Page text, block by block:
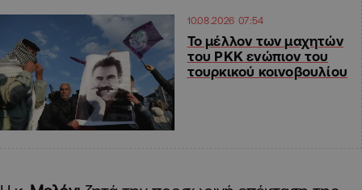
10.08.2026 07:54
Το μέλλον των μαχητών
του PKK ενώπιον του
τουρκικού κοινοβουλίου